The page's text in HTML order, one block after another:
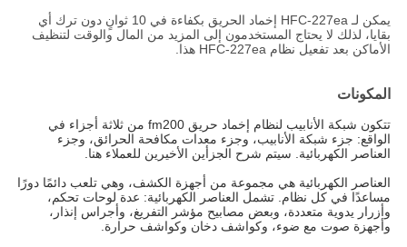
يمكن لـ HFC-227ea إخماد الحريق بكفاءة في 10 ثوانٍ دون ترك أي
بقايا، لذلك لا يحتاج المستخدمون إلى المزيد من المال والوقت لتنظيف
الأماكن بعد تفعيل نظام HFC-227ea هذا.
المكونات
تتكون شبكة الأنابيب لنظام إخماد حريق fm200 من ثلاثة أجزاء في
الواقع: جزء شبكة الأنابيب، وجزء معدات مكافحة الحرائق، وجزء
العناصر الكهربائية. سيتم شرح الجزأين الأخيرين للعملاء هنا.
العناصر الكهربائية هي مجموعة من أجهزة الكشف، وهي تلعب دائمًا دورًا
مساعدًا في كل نظام. تشمل العناصر الكهربائية: عدة لوحات تحكم،
وأزرار يدوية متعددة، وبعض مصابيح مؤشر التفريغ، وأجراس إنذار،
وأجهزة صوت مع ضوء، وكواشف دخان وكواشف حرارة.